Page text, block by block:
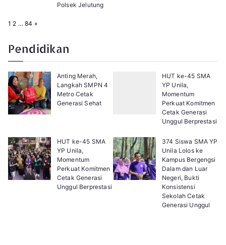
Polsek Jelutung
P
:
1 2 … 84 N
»
Pendidikan
Anting Merah,
Langkah SMPN 4
Metro Cetak
Generasi Sehat
HUT ke-45 SMA
YP Unila,
Momentum
Perkuat Komitmen
Cetak Generasi
Unggul Berprestasi
HUT ke-45 SMA
YP Unila,
Momentum
Perkuat Komitmen
Cetak Generasi
Unggul Berprestasi
374 Siswa SMA YP
Unila Lolos ke
Kampus Bergengsi
Dalam dan Luar
Negeri, Bukti
Konsistensi
Sekolah Cetak
Generasi Unggul